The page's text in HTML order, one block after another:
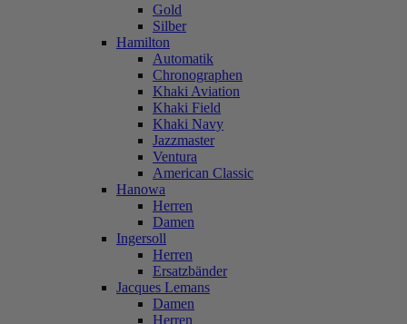
Gold
Silber
Hamilton
Automatik
Chronographen
Khaki Aviation
Khaki Field
Khaki Navy
Jazzmaster
Ventura
American Classic
Hanowa
Herren
Damen
Ingersoll
Herren
Ersatzbänder
Jacques Lemans
Damen
Herren